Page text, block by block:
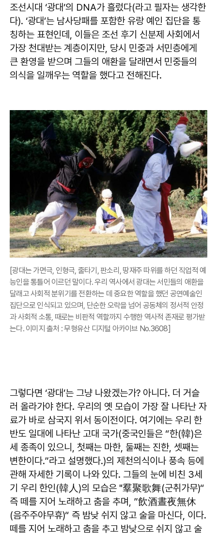
조선시대 ‘광대’의 DNA가 흘렀다(라고 필자는 생각한
다). ‘광대’는 남사당패를 포함한 유랑 예인 집단을 통
칭하는 표현인데, 이들은 조선 후기 신분제 사회에서
가장 천대받는 계층이지만, 당시 민중과 서민층에게
큰 환영을 받으며 그들의 애환을 달래면서 민중들의
의식을 일깨우는 역할을 했다고 전해진다.
[광대는 가면극, 인형극, 줄타기, 판소리, 땅재주 따위를 하던 직업적 예
능인을 통틀어 이르던 말이다. 우리 역사에서 광대는 서민들의 애환을
달래고 사회적 분위기를 전환하는 데 중요한 역할을 했던 공연예술인
집단으로 인식되고 있으며, 단순한 오락을 넘어 공동체의 정서적 안정
과 사회적 소통, 때로는 비판적 역할까지 수행한 역사적 존재로 평가받
는다. 이미지 출처 : 무형유산 디지털 아카이브 No.3608]
그렇다면 ‘광대’는 그냥 나왔겠는가? 아니다. 더 거슬
러 올라가야 한다. 우리의 옛 모습이 가장 잘 나타난 자
료가 바로 삼국지 위서 동이전이다. 여기에는 우리 한
반도 일대에 나타난 고대 국가(중국인들은 “한(韓)은
세 종족이 있으니, 첫째는 마한, 둘째는 진한, 셋째는
변한이다.”라고 설명했다.)의 제천의식이나 풍속 등에
관해 자세한 기록이 나와 있다. 그들의 눈에 비친 3세
기 우리 한인(韓人)의 모습은 "羣聚歌舞(군취가무)“
즉 떼를 지어 노래하고 춤을 추며, ”飲酒晝夜無休
(음주주야무휴)“ 즉 밤낮 쉬지 않고 술을 마신다, 이다.
떼를 지어 노래하고 춤을 추고 밤낮으로 쉬지 않고 술